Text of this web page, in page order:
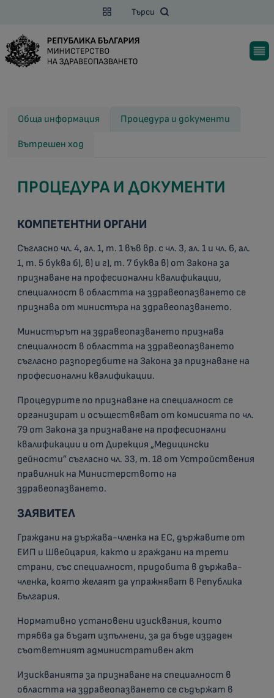
Търси
Обща информация Процедура и документи
Вътрешен ход
ПРОЦЕДУРА И ДОКУМЕНТИ
КОМПЕТЕНТНИ ОРГАНИ
Съгласно чл. 4, ал. 1, т. 1 във вр. с чл. 3, ал. 1 и чл. 6, ал.
1, т. 5 буква б), в) и г), т. 7 буква в) от Закона за
признаване на професионални квалификации,
специалност в областта на здравеопазването се
признава от министъра на здравеопазването.
Министърът на здравеопазването признава
специалност в областта на здравеопазването
съгласно разпоредбите на Закона за признаване на
професионални квалификации.
Процедурите по признаване на специалност се
организират и осъществяват от комисията по чл.
79 от Закона за признаване на професионални
квалификации и от Дирекция „Медицински
дейности” съгласно чл. 33, т. 18 от Устройствения
правилник на Министерството на
здравеопазването.
ЗАЯВИТЕЛ
Граждани на държава-членка на ЕС, държавите от
ЕИП и Швейцария, както и граждани на трети
страни, със специалност, придобита в държава-
членка, която желаят да упражняват в Република
България.
Нормативно установени изисквания, които
трябва да бъдат изпълнени, за да бъде издаден
съответният административен акт
Изискванията за признаване на специалност в
областта на здравеопазването се съдържат в